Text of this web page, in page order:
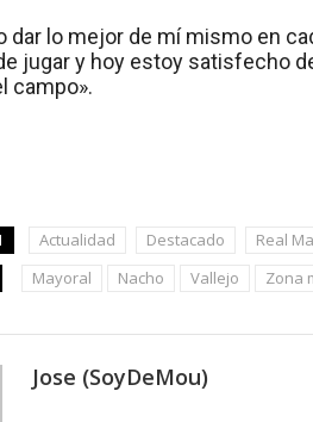
dar lo mejor de mí mismo en
jugar y hoy estoy satisfecho
campo».
Actualidad Destacado
Real
Mayoral Nacho Vallejo Zona
Jose (SoyDeMou)